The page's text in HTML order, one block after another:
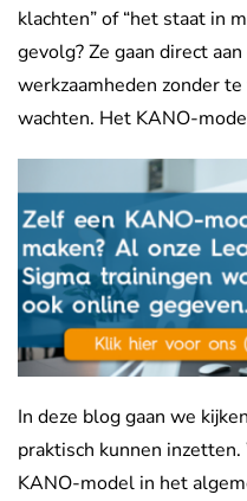
klachten” of “het staat in
gevolg? Ze gaan direct
werkzaamheden zonder
wachten. Het KANO-
In deze blog gaan we
praktisch kunnen
KANO-model in het